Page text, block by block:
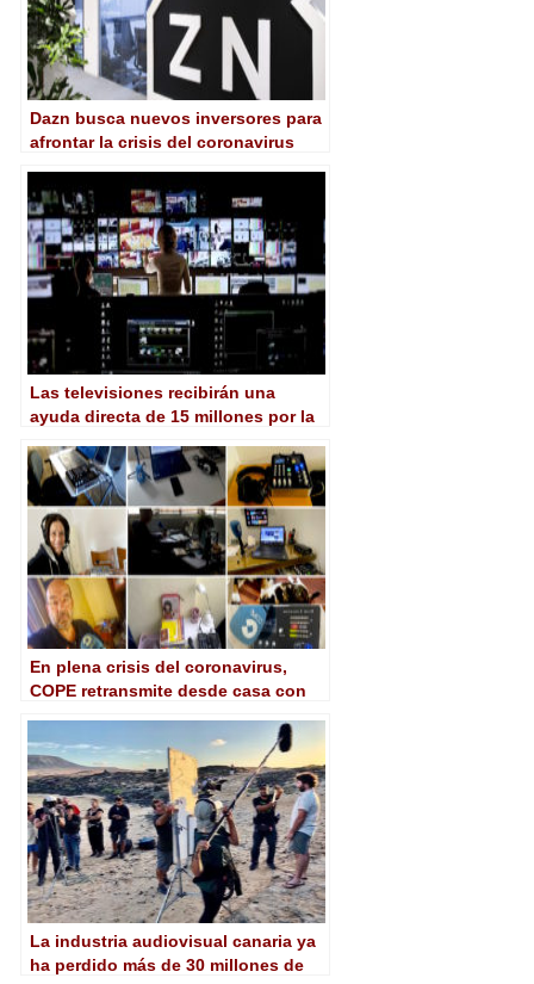
Dazn busca nuevos inversores para
afrontar la crisis del coronavirus
Las televisiones recibirán una
ayuda directa de 15 millones por la
En plena crisis del coronavirus,
COPE retransmite desde casa con
La industria audiovisual canaria ya
ha perdido más de 30 millones de